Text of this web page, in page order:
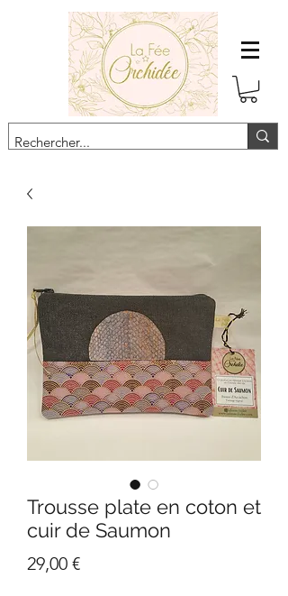
Trousse plate en coton et
cuir de Saumon
29,00 €Prix